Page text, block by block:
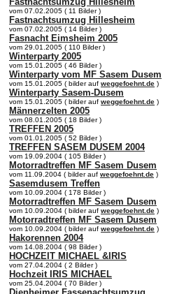
vom 07.02.2005 ( 11 Bilder )
Fastnachtsumzug Hillesheim
vom 07.02.2005 ( 14 Bilder )
Fasnacht Eimsheim 2005
vom 29.01.2005 ( 110 Bilder )
Winterparty 2005
vom 15.01.2005 ( 46 Bilder )
Winterparty vom MF Sasem Dusem
vom 15.01.2005 ( bilder auf weggefoehnt.de )
Winterparty Sasem-Dusem
vom 15.01.2005 ( bilder auf weggefoehnt.de )
Männerzelten 2005
vom 08.01.2005 ( 18 Bilder )
TREFFEN 2005
vom 01.01.2005 ( 52 Bilder )
TREFFEN SASEM DUSEM 2004
vom 19.09.2004 ( 105 Bilder )
Motorradtreffen MF Sasem Dusem
vom 11.09.2004 ( bilder auf weggefoehnt.de )
Sasemdusem Treffen
vom 10.09.2004 ( 178 Bilder )
Motorradtreffen MF Sasem Dusem
vom 10.09.2004 ( bilder auf weggefoehnt.de )
Motorradtreffen MF Sasem Dusem
vom 10.09.2004 ( bilder auf weggefoehnt.de )
Hakorennen 2004
vom 14.08.2004 ( 98 Bilder )
HOCHZEIT MICHAEL &IRIS
vom 27.04.2004 ( 2 Bilder )
Hochzeit IRIS MICHAEL
vom 25.04.2004 ( 70 Bilder )